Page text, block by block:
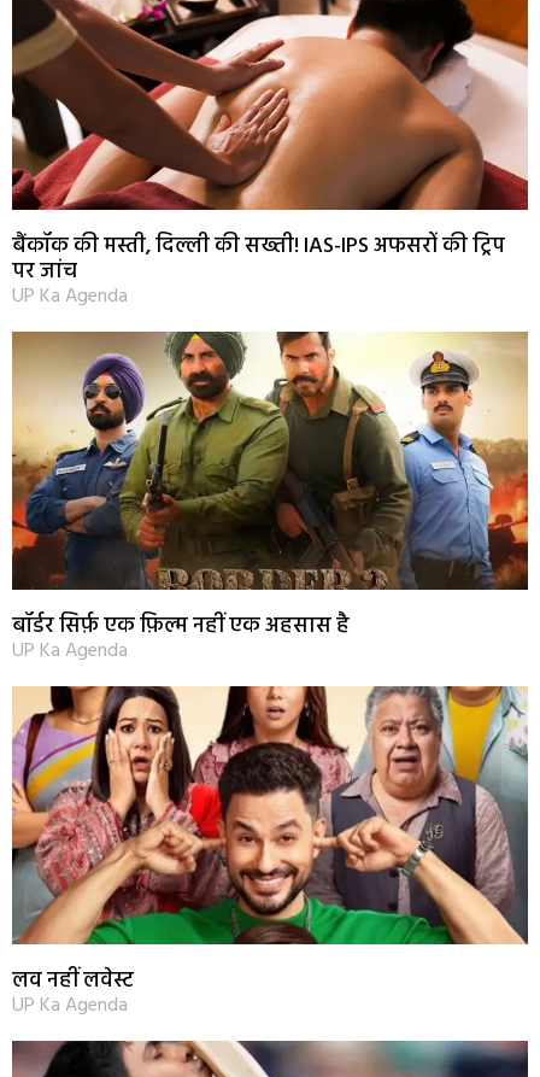
बैंकॉक की मस्ती, दिल्ली की सख्ती! IAS-IPS अफसरों की ट्रिप
पर जांच
UP Ka Agenda
बॉर्डर सिर्फ़ एक फ़िल्म नहीं एक अहसास है
UP Ka Agenda
लव नहीं लवेस्ट
UP Ka Agenda